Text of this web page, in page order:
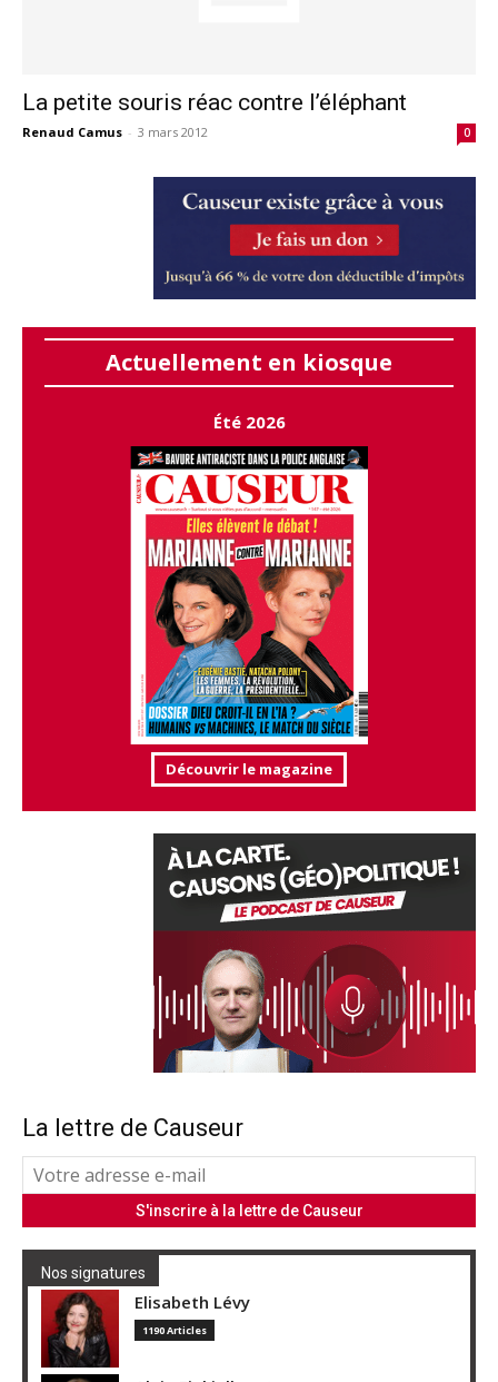
La petite souris réac contre l’éléphant
Renaud Camus - 3 mars 2012 0
Actuellement en kiosque
Été 2026
Découvrir le magazine
La lettre de Causeur
Nos signatures
Elisabeth Lévy
1190 Articles